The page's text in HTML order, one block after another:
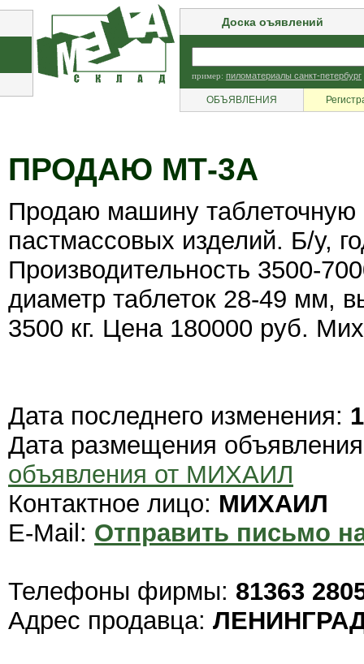
Доска оъявлений
пример: пиломатериалы санкт-петербург
ОБЪЯВЛЕНИЯ
ПРОДАЮ МТ-3А
Продаю машину таблеточную
пастмассовых изделий. Б/у,
Производительность 3500-
диаметр таблеток 28-49 мм,
3500 кг. Цена 180000 руб.
Дата последнего изменения:
Дата размещения
объявления от МИХАИЛ
Контактное лицо: МИХАИЛ
E-Mail: Отправить письмо
Телефоны фирмы: 81363
Адрес продавца: